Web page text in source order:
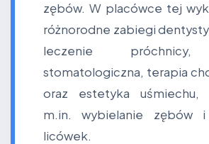
zębów. W placówce tej
różnorodne zabiegi
leczenie próchnicy,
stomatologiczna, terapia
oraz estetyka uśmiechu,
m.in. wybielanie zębów i
licówek.